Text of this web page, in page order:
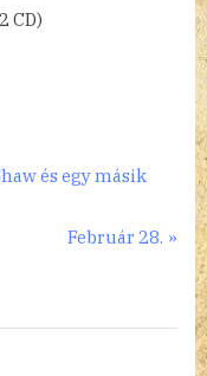
CD)
és egy másik
N
t
Február 28.